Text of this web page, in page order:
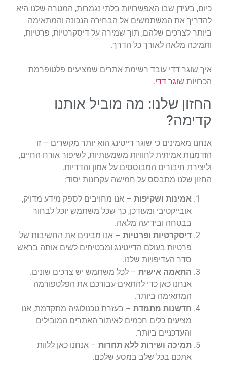
כיום, בעידן שבו האפשרויות בלתי נגמרות, המטרה שלנו היא
להדריך את המשתמשים אל הבחירה הנכונה והמתאימה
ביותר לצרכים שלהם, תוך שמירה על דיסקרטיות, פרטיות,
ותמיכה מלאה לאורך כל הדרך.
איך שוגר דדי עובד רשימת אתרים שמציעים פלטופרמת
הכרויות שוגר דדי.
החזון שלנו: מה מוביל אותנו
קדימה?
אנחנו מאמינים כי שוגר דייטינג הוא יותר מקשרים – זו
הזדמנות אמיתית לחוויות משמעותיות, לשיפור אורח החיים,
וליצירת חיבורים המבוססים על אמון והדדיות.
החזון שלנו מתבסס על חמישה עקרונות יסוד:
אמינות ושקיפות – אנו מחויבים לספק מידע מדויק,
אובייקטיבי ומעודכן, כך שכל משתמש יוכל לבחור
בבטחה ובידיעה מלאה.
דיסקרטיות ופרטיות – אנו מבינים את החשיבות של
פרטיות בעולם הדייטינג ומבטיחים לשים אותה בראש
סדר העדיפויות שלנו.
התאמה אישית – לכל משתמש יש צרכים שונים.
אנחנו כאן כדי להתאים עבורכם את הפלטפורמה
המתאימה ביותר.
חדשנות מתמדת – בעזרת טכנולוגיה מתקדמת, אנו
מציעים כלים חכמים לאיתור האתרים המובילים
והעדכניים ביותר.
תמיכה ושירות ללא תחרות – אנחנו כאן ללוות
אתכם בכל שלב במסע שלכם.